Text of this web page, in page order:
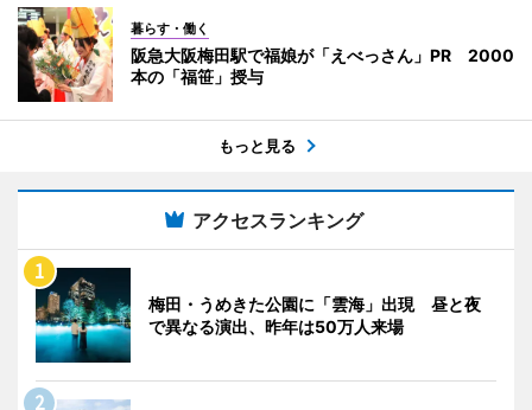
暮らす・働く
阪急大阪梅田駅で福娘が「えべっさん」PR 2000
本の「福笹」授与
もっと見る
アクセスランキング
梅田・うめきた公園に「雲海」出現 昼と夜
で異なる演出、昨年は50万人来場